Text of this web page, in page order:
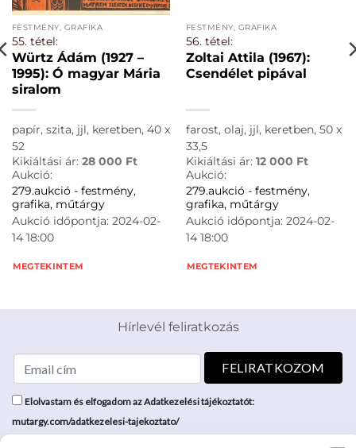
FESTMÉNY, GRAFIKA
55. tétel:
Würtz Ádám (1927 –
1995): Ó magyar Mária
siralom
papír, szita, jjl, keretben, 40 x
52
Kikiáltási ár: 28 000 Ft
Aukció:
279.aukció - festmény,
grafika, műtárgy
Aukció időpontja: 2024-02-
14 18:00
MEGTEKINTEM
FESTMÉNY, GRAFIKA
56. tétel:
Zoltai Attila (1967):
Csendélet pipával
farost, olaj, jjl, keretben, 50 x
33,5
Kikiáltási ár: 12 000 Ft
Aukció:
279.aukció - festmény,
grafika, műtárgy
Aukció időpontja: 2024-02-
14 18:00
MEGTEKINTEM
Hírlevél feliratkozás
Elolvastam és elfogadom az Adatkezelési tájékoztatót:
mutargy.com/adatkezelesi-tajekoztato/